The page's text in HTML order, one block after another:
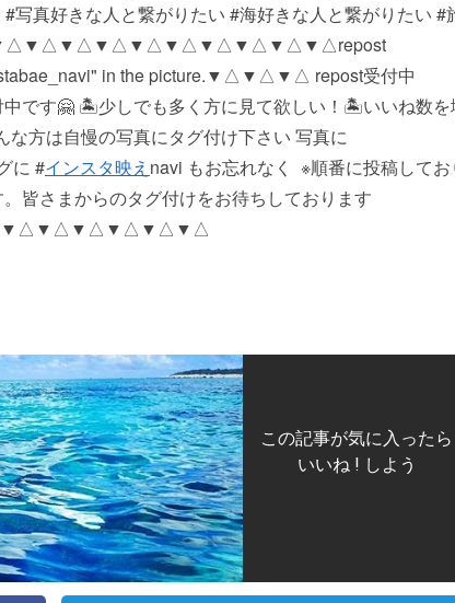
真好きな人と繋がりたい #海好きな人と繋がりたい #
え ▼△▼△▼△▼△▼△▼△▼△▼△▼△▼△▼△ repost
in the picture. ▼△▼△▼△ repost受付中
す🤗 🏝少しでも多く方に見て欲しい！ 🏝いいね数を
方は自慢の写真にタグ付け下さい 写真に
に #インスタ映え navi もお忘れなく ️ ※順番に投稿してお
皆さまからのタグ付けをお待ちしております
この記事が気に入ったら
いいね ! しよう